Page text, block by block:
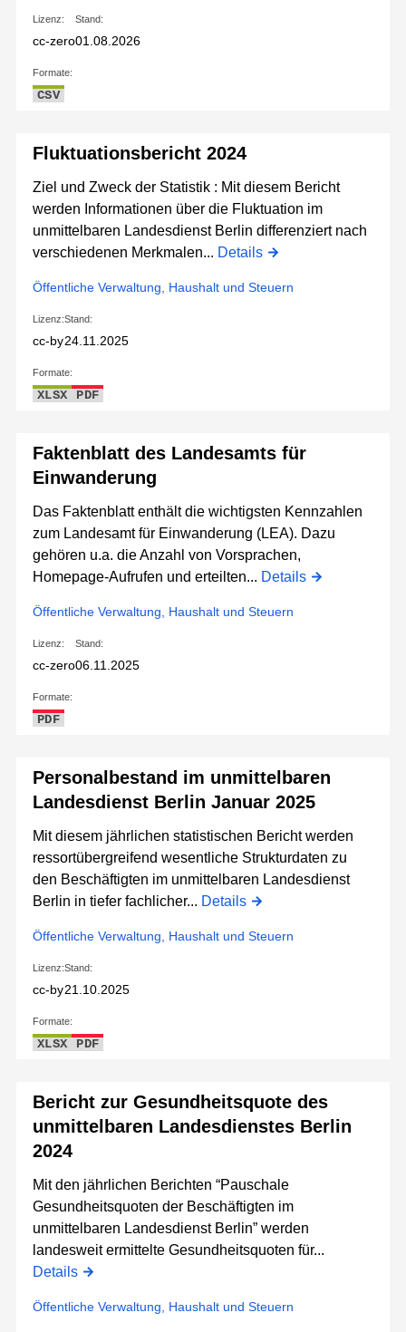
Lizenz:
cc-zero
Stand:
01.08.2026
Formate:
CSV
Fluktuationsbericht 2024
Ziel und Zweck der Statistik : Mit diesem Bericht
werden Informationen über die Fluktuation im
unmittelbaren Landesdienst Berlin differenziert nach
verschiedenen Merkmalen... Details
Öffentliche Verwaltung, Haushalt und Steuern
Lizenz:
cc-by
Stand:
24.11.2025
Formate:
XLSX PDF
Faktenblatt des Landesamts für
Einwanderung
Das Faktenblatt enthält die wichtigsten Kennzahlen
zum Landesamt für Einwanderung (LEA). Dazu
gehören u.a. die Anzahl von Vorsprachen,
Homepage-Aufrufen und erteilten... Details
Öffentliche Verwaltung, Haushalt und Steuern
Lizenz:
cc-zero
Stand:
06.11.2025
Formate:
PDF
Personalbestand im unmittelbaren
Landesdienst Berlin Januar 2025
Mit diesem jährlichen statistischen Bericht werden
ressortübergreifend wesentliche Strukturdaten zu
den Beschäftigten im unmittelbaren Landesdienst
Berlin in tiefer fachlicher... Details
Öffentliche Verwaltung, Haushalt und Steuern
Lizenz:
cc-by
Stand:
21.10.2025
Formate:
XLSX PDF
Bericht zur Gesundheitsquote des
unmittelbaren Landesdienstes Berlin
2024
Mit den jährlichen Berichten “Pauschale
Gesundheitsquoten der Beschäftigten im
unmittelbaren Landesdienst Berlin” werden
landesweit ermittelte Gesundheitsquoten für...
Details
Öffentliche Verwaltung, Haushalt und Steuern